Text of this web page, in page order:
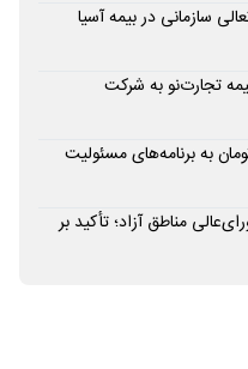
سازمانی در بیمه آسیا
تومانی بیمه تجارت‌نو به شرکت
از ۷۰ میلیارد تومان به برنامه‌های مسئولیت
مناطق آزاد؛ تأکید بر